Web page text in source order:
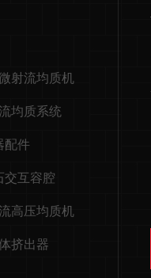
射流均质机
均质系统
配件
交互容腔
高压均质机
挤出器